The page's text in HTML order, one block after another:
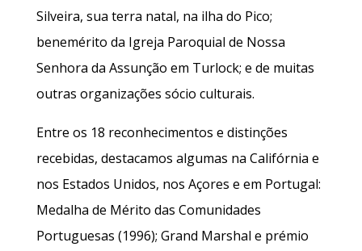
Silveira, sua terra natal, na ilha do Pico;
benemérito da Igreja Paroquial de Nossa
Senhora da Assunção em Turlock; e de muitas
outras organizações sócio culturais.
Entre os 18 reconhecimentos e distinções
recebidas, destacamos algumas na Califórnia e
nos Estados Unidos, nos Açores e em Portugal:
Medalha de Mérito das Comunidades
Portuguesas (1996); Grand Marshal e prémio